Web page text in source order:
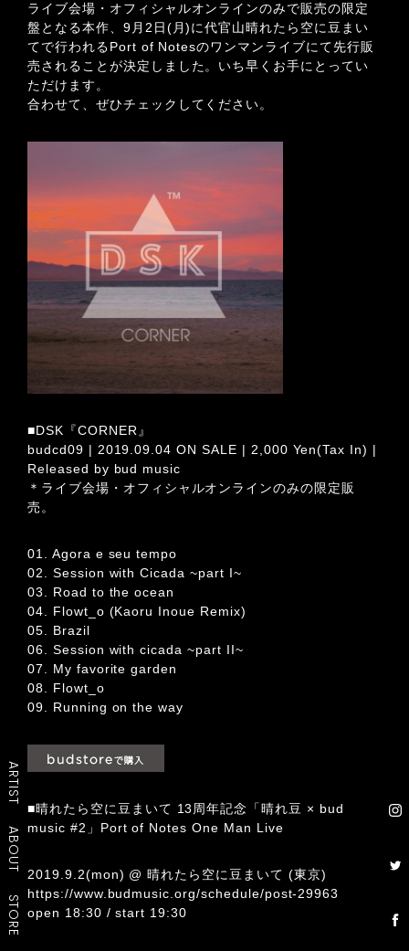
ARTIST
ABOUT
STORE
ライブ会場・オフィシャルオンラインのみで販売の限定
盤となる本作、9月2日(月)に代官山晴れたら空に豆まい
てで行われるPort of Notesのワンマンライブにて先行販
売されることが決定しました。いち早くお手にとってい
ただけます。
合わせて、ぜひチェックしてください。
■DSK『CORNER』
budcd09 | 2019.09.04 ON SALE | 2,000 Yen(Tax In) |
Released by bud music
＊ライブ会場・オフィシャルオンラインのみの限定販
売。
01. Agora e seu tempo
02. Session with Cicada ~part I~
03. Road to the ocean
04. Flowt_o (Kaoru Inoue Remix)
05. Brazil
06. Session with cicada ~part II~
07. My favorite garden
08. Flowt_o
09. Running on the way
■晴れたら空に豆まいて 13周年記念「晴れ豆 × bud
music #2」Port of Notes One Man Live
2019.9.2(mon) @ 晴れたら空に豆まいて (東京)
https://www.budmusic.org/schedule/post-29963
open 18:30 / start 19:30